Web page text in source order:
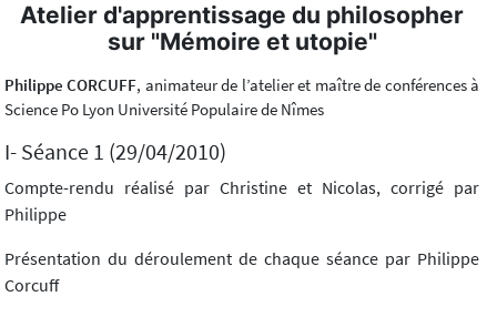
Atelier d'apprentissage du philosopher
sur "Mémoire et utopie"
Philippe CORCUFF, animateur de l’atelier et maître de conférences à
Science Po Lyon Université Populaire de Nîmes
I- Séance 1 (29/04/2010)
Compte-rendu réalisé par Christine et Nicolas, corrigé par
Philippe
Présentation du déroulement de chaque séance par Philippe
Corcuff